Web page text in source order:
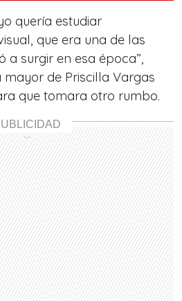
quería estudiar
que era una de las
a surgir en esa época”,
de Priscilla Vargas
que tomara otro rumbo.